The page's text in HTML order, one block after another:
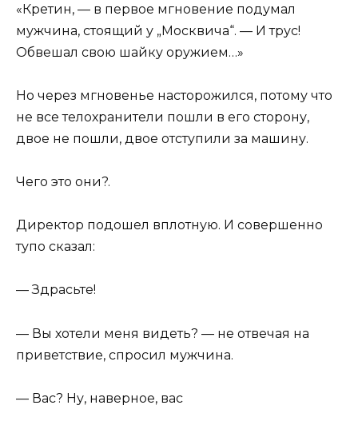
«Кретин, — в первое мгновение подумал
мужчина, стоящий у „Москвича“. — И трус!
Обвешал свою шайку оружием…»
Но через мгновенье насторожился, потому что
не все телохранители пошли в его сторону,
двое не пошли, двое отступили за машину.
Чего это они?.
Директор подошел вплотную. И совершенно
тупо сказал:
— Здрасьте!
— Вы хотели меня видеть? — не отвечая на
приветствие, спросил мужчина.
— Вас? Ну, наверное, вас